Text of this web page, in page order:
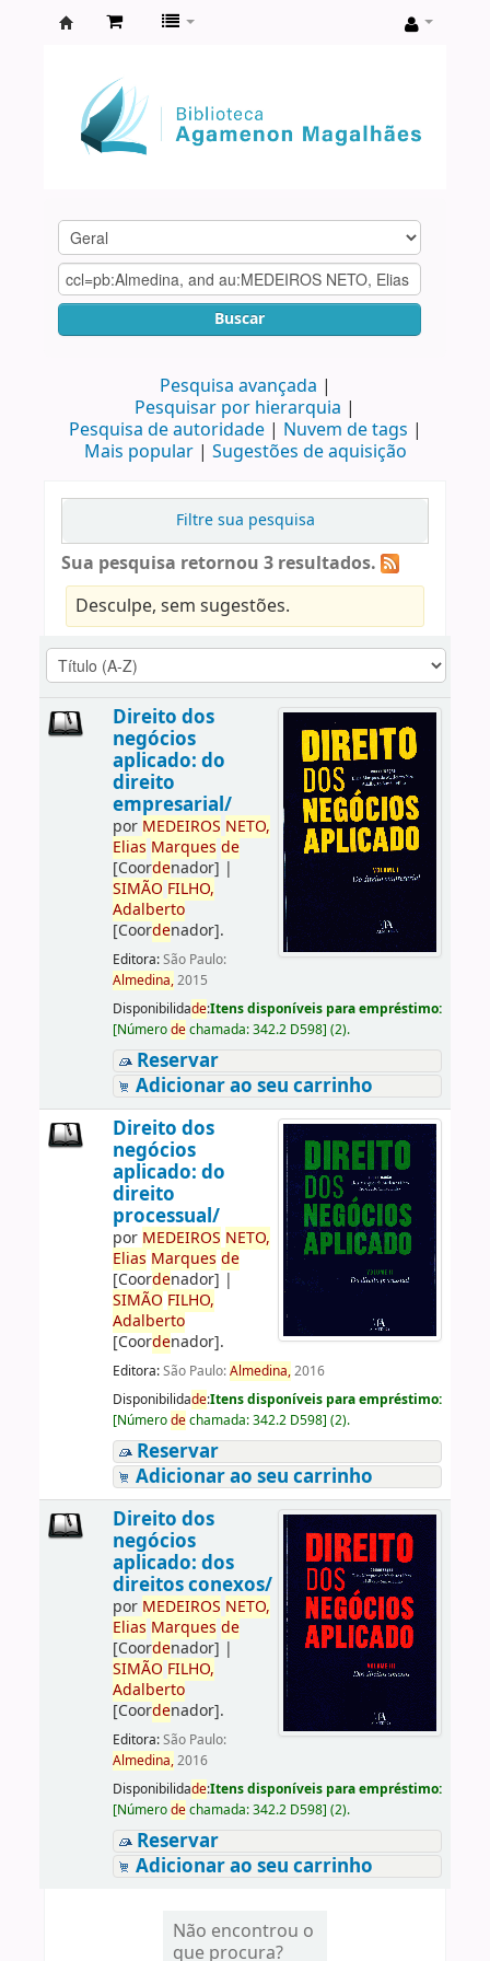
Agamenon
Magalhães
Buscar
Pesquisa avançada
Pesquisar por hierarquia
Pesquisa de autoridade
Nuvem de tags
Mais popular
Sugestões de aquisição
Filtre sua pesquisa
Sua pesquisa retornou 3 resultados.
Desculpe, sem sugestões.
Direito dos
negócios
aplicado: do
direito
empresarial/
por MEDEIROS NETO,
Elias Marques de
[Coordenador] |
SIMÃO FILHO,
Adalberto
[Coordenador].
Editora:São Paulo:
Almedina,2015
Disponibilidade:Itens disponíveis para empréstimo:
[Númerodechamada:342.2 D598] (2).
Reservar
Adicionar ao seu carrinho
Direito dos
negócios
aplicado: do
direito
processual/
por MEDEIROS NETO,
Elias Marques de
[Coordenador] |
SIMÃO FILHO,
Adalberto
[Coordenador].
Editora:São Paulo:Almedina,2016
Disponibilidade:Itens disponíveis para empréstimo:
[Númerodechamada:342.2 D598] (2).
Reservar
Adicionar ao seu carrinho
Direito dos
negócios
aplicado: dos
direitos conexos/
por MEDEIROS NETO,
Elias Marques de
[Coordenador] |
SIMÃO FILHO,
Adalberto
[Coordenador].
Editora:São Paulo:
Almedina,2016
Disponibilidade:Itens disponíveis para empréstimo:
[Númerodechamada:342.2 D598] (2).
Reservar
Adicionar ao seu carrinho
Não encontrou o
que procura?